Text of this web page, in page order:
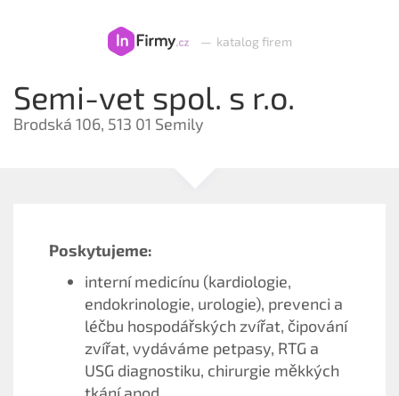
— katalog firem
Semi-vet spol. s r.o.
Brodská 106, 513 01 Semily
Poskytujeme:
interní medicínu (kardiologie,
endokrinologie, urologie), prevenci a
léčbu hospodářských zvířat, čipování
zvířat, vydáváme petpasy, RTG a
USG diagnostiku, chirurgie měkkých